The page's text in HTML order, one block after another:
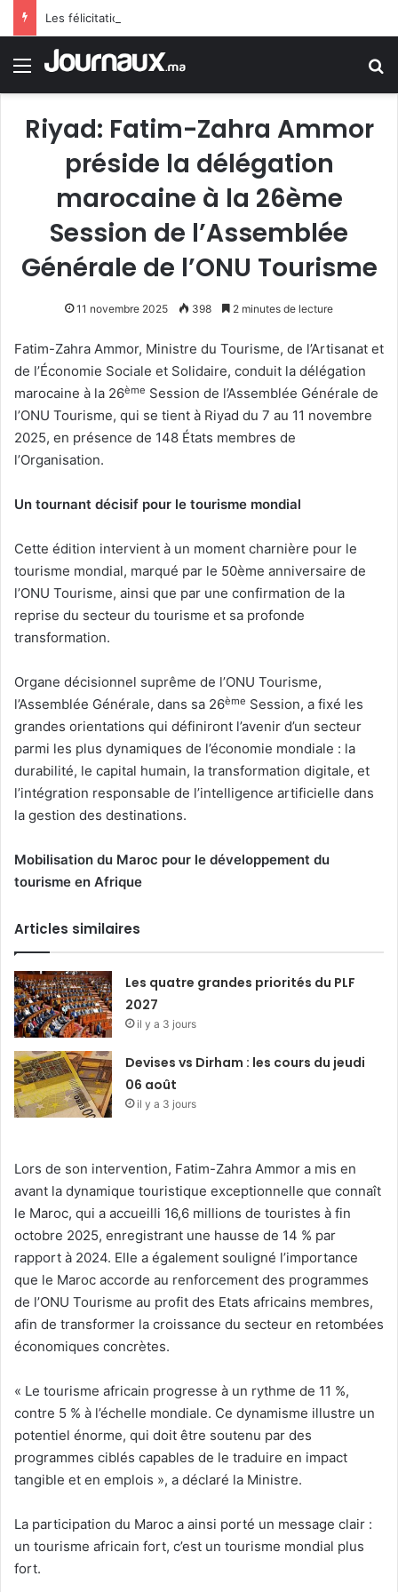
Menu
Riyad: Fatim-Zahra Ammor
préside la délégation
marocaine à la 26ème
Session de l’Assemblée
Générale de l’ONU Tourisme
11 novembre 2025 398 2 minutes de lecture
Fatim-Zahra Ammor, Ministre du Tourisme, de l’Artisanat et
de l’Économie Sociale et Solidaire, conduit la délégation
marocaine à la 26ème Session de l’Assemblée Générale de
l’ONU Tourisme, qui se tient à Riyad du 7 au 11 novembre
2025, en présence de 148 États membres de
l’Organisation.
Un tournant décisif pour le tourisme mondial
Cette édition intervient à un moment charnière pour le
tourisme mondial, marqué par le 50ème anniversaire de
l’ONU Tourisme, ainsi que par une confirmation de la
reprise du secteur du tourisme et sa profonde
transformation.
Organe décisionnel suprême de l’ONU Tourisme,
l’Assemblée Générale, dans sa 26ème Session, a fixé les
grandes orientations qui définiront l’avenir d’un secteur
parmi les plus dynamiques de l’économie mondiale : la
durabilité, le capital humain, la transformation digitale, et
l’intégration responsable de l’intelligence artificielle dans
la gestion des destinations.
Mobilisation du Maroc pour le développement du
tourisme en Afrique
Articles similaires
Les quatre grandes priorités du PLF
2027
il y a 3 jours
Devises vs Dirham : les cours du jeudi
06 août
il y a 3 jours
Lors de son intervention, Fatim-Zahra Ammor a mis en
avant la dynamique touristique exceptionnelle que connaît
le Maroc, qui a accueilli 16,6 millions de touristes à fin
octobre 2025, enregistrant une hausse de 14 % par
rapport à 2024. Elle a également souligné l’importance
que le Maroc accorde au renforcement des programmes
de l’ONU Tourisme au profit des Etats africains membres,
afin de transformer la croissance du secteur en retombées
économiques concrètes.
« Le tourisme africain progresse à un rythme de 11 %,
contre 5 % à l’échelle mondiale. Ce dynamisme illustre un
potentiel énorme, qui doit être soutenu par des
programmes ciblés capables de le traduire en impact
tangible et en emplois », a déclaré la Ministre.
La participation du Maroc a ainsi porté un message clair :
un tourisme africain fort, c’est un tourisme mondial plus
fort.